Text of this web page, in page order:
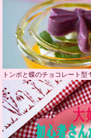
トンボと蝶のチョコレート型